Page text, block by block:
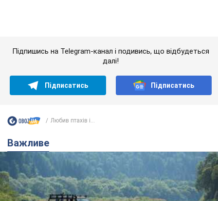
Значні штрафи і спеціальні полігони: як
проблему джипінгу вирішують за кордоном
Україні не завадить взяти приклад із країн Європи
8.08.2026 05:10 2,5 т.